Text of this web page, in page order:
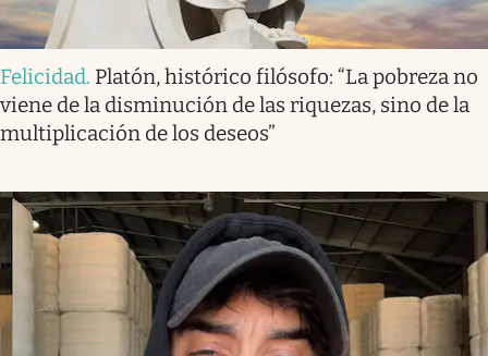
Felicidad. Platón, histórico filósofo: “La pobreza no
viene de la disminución de las riquezas, sino de la
multiplicación de los deseos”